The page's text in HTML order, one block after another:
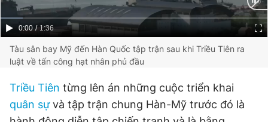
Current
Time
0:00 / Duration
1:36
Tàu sân bay Mỹ đến Hàn Quốc tập trận sau khi Triều Tiên ra
luật về tấn công hạt nhân phủ đầu
Triều Tiên từng lên án những cuộc triển khai
quân sựvà tập trận chung Hàn-Mỹ trước đó là